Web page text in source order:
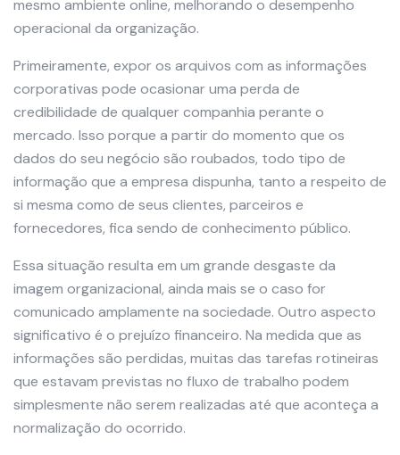
mesmo ambiente online, melhorando o desempenho
operacional da organização.
Primeiramente, expor os arquivos com as informações
corporativas pode ocasionar uma perda de
credibilidade de qualquer companhia perante o
mercado. Isso porque a partir do momento que os
dados do seu negócio são roubados, todo tipo de
informação que a empresa dispunha, tanto a respeito de
si mesma como de seus clientes, parceiros e
fornecedores, fica sendo de conhecimento público.
Essa situação resulta em um grande desgaste da
imagem organizacional, ainda mais se o caso for
comunicado amplamente na sociedade. Outro aspecto
significativo é o prejuízo financeiro. Na medida que as
informações são perdidas, muitas das tarefas rotineiras
que estavam previstas no fluxo de trabalho podem
simplesmente não serem realizadas até que aconteça a
normalização do ocorrido.